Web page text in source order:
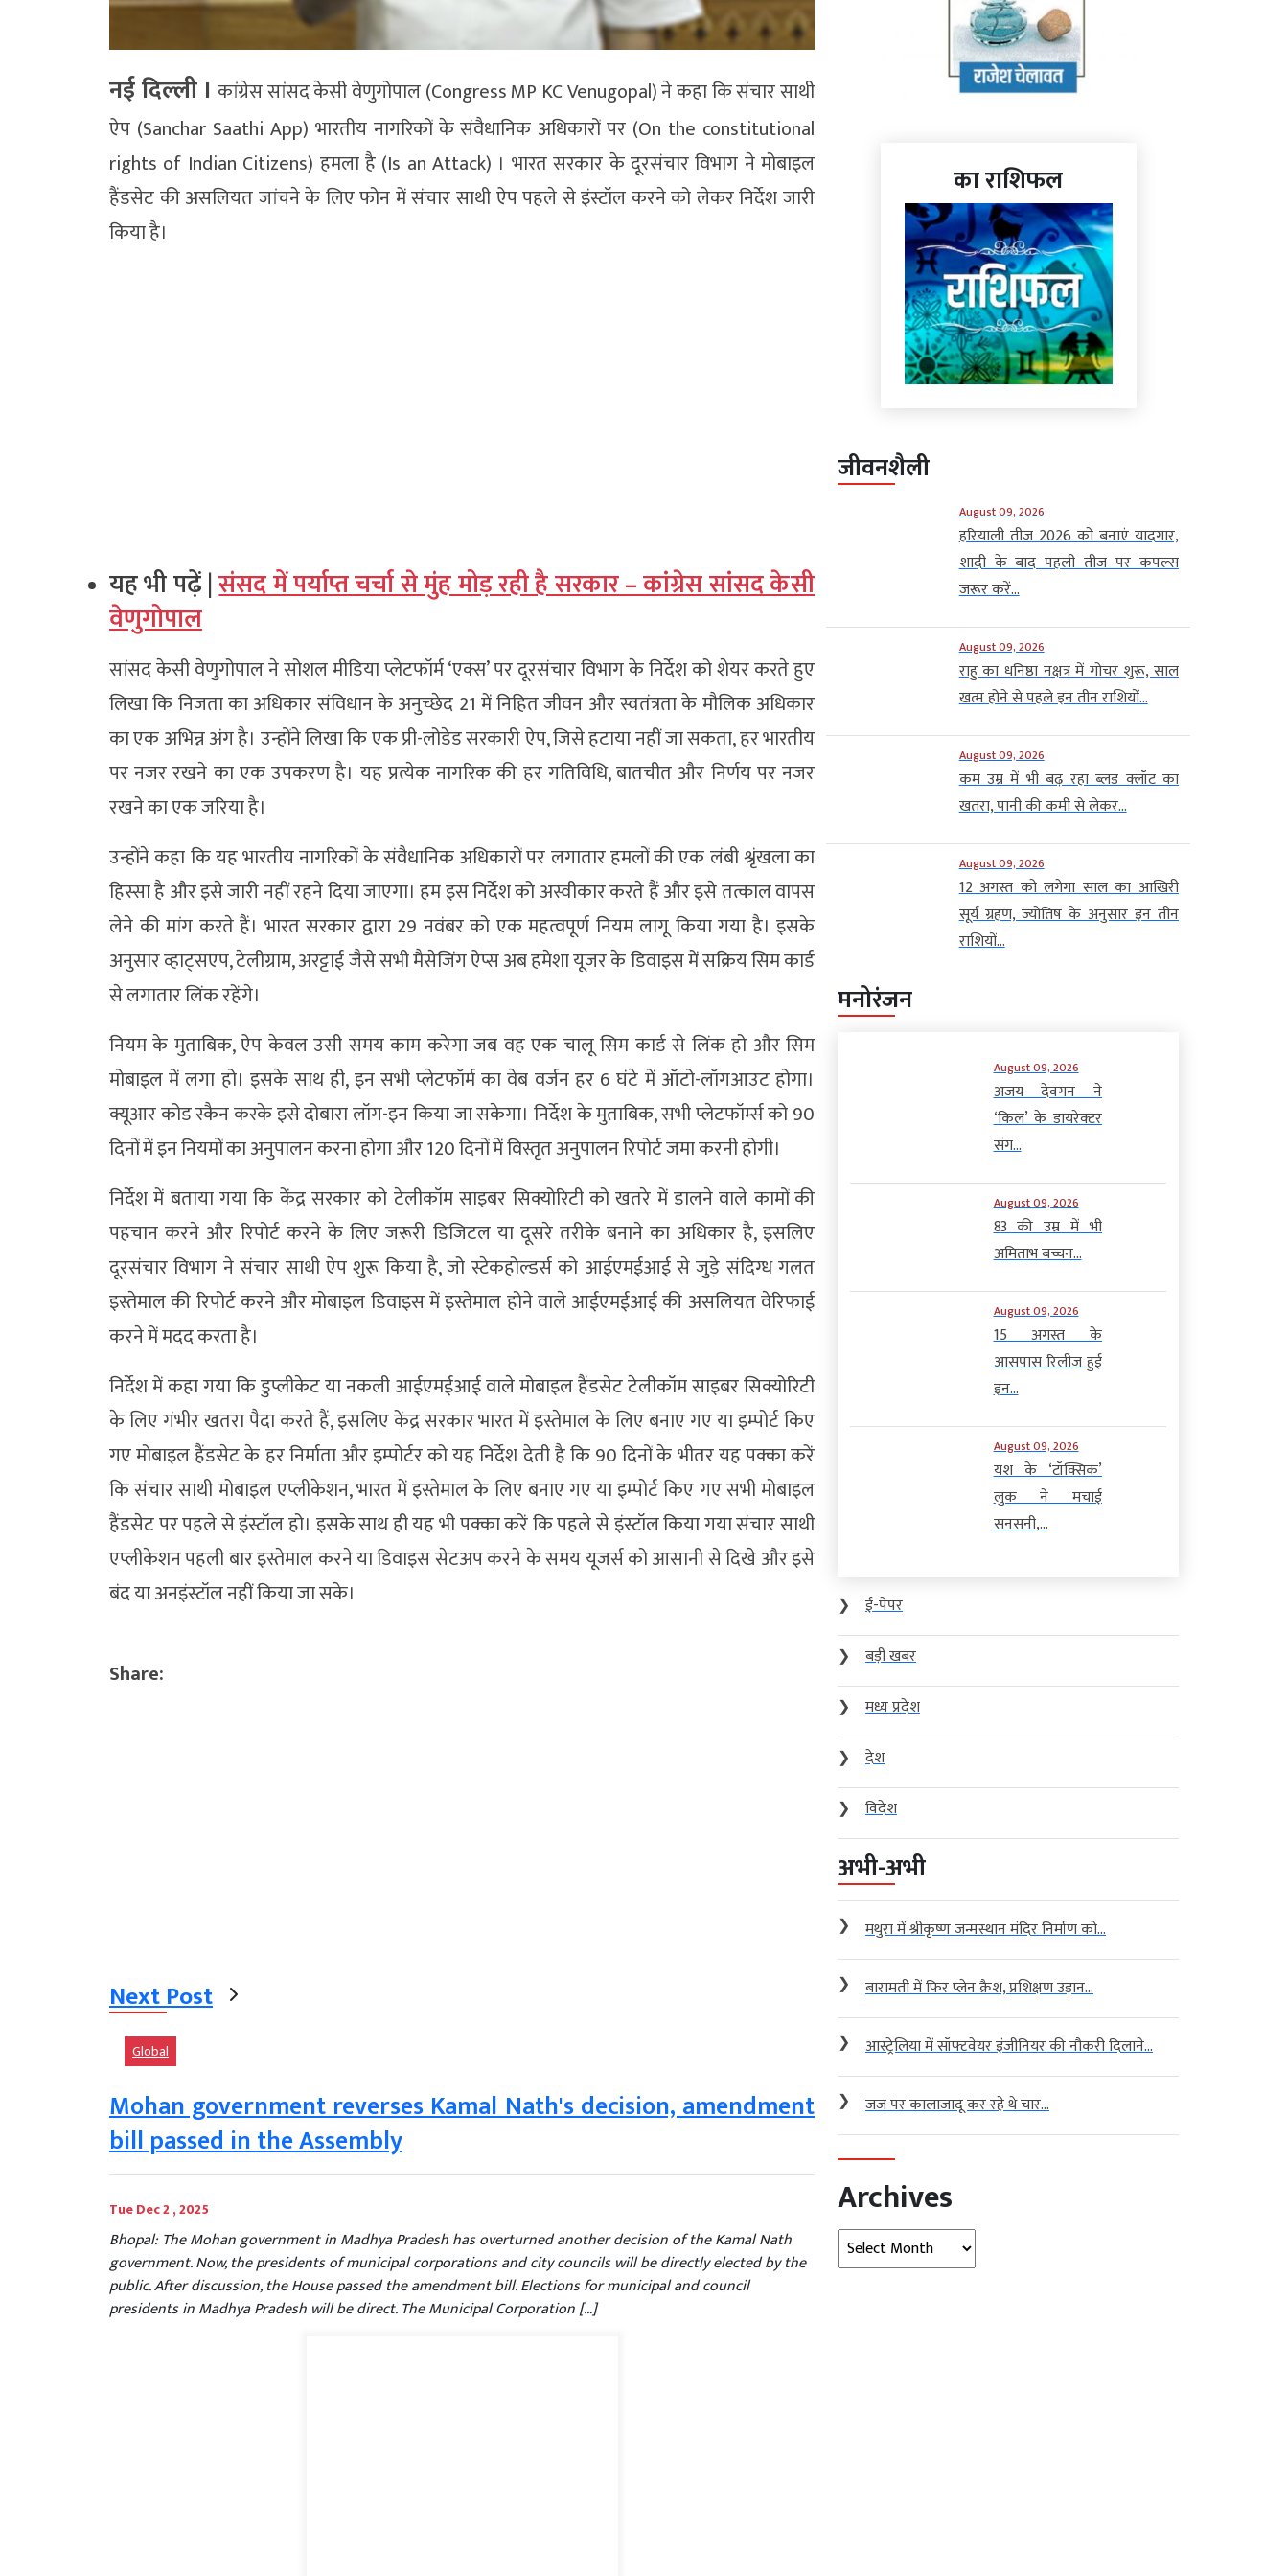
नई दिल्ली । कांग्रेस सांसद केसी वेणुगोपाल (Congress MP KC Venugopal) ने कहा कि संचार साथी
ऐप (Sanchar Saathi App) भारतीय नागरिकों के संवैधानिक अधिकारों पर (On the constitutional
rights of Indian Citizens) हमला है (Is an Attack) । भारत सरकार के दूरसंचार विभाग ने मोबाइल
हैंडसेट की असलियत जांचने के लिए फोन में संचार साथी ऐप पहले से इंस्टॉल करने को लेकर निर्देश जारी
किया है।
यह भी पढ़ें |संसद में पर्याप्त चर्चा से मुंह मोड़ रही है सरकार – कांग्रेस सांसद केसी
वेणुगोपाल
सांसद केसी वेणुगोपाल ने सोशल मीडिया प्लेटफॉर्म ‘एक्स’ पर दूरसंचार विभाग के निर्देश को शेयर करते हुए
लिखा कि निजता का अधिकार संविधान के अनुच्छेद 21 में निहित जीवन और स्वतंत्रता के मौलिक अधिकार
का एक अभिन्न अंग है। उन्होंने लिखा कि एक प्री-लोडेड सरकारी ऐप, जिसे हटाया नहीं जा सकता, हर भारतीय
पर नजर रखने का एक उपकरण है। यह प्रत्येक नागरिक की हर गतिविधि, बातचीत और निर्णय पर नजर
रखने का एक जरिया है।
उन्होंने कहा कि यह भारतीय नागरिकों के संवैधानिक अधिकारों पर लगातार हमलों की एक लंबी श्रृंखला का
हिस्सा है और इसे जारी नहीं रहने दिया जाएगा। हम इस निर्देश को अस्वीकार करते हैं और इसे तत्काल वापस
लेने की मांग करते हैं। भारत सरकार द्वारा 29 नवंबर को एक महत्वपूर्ण नियम लागू किया गया है। इसके
अनुसार व्हाट्सएप, टेलीग्राम, अरट्टाई जैसे सभी मैसेजिंग ऐप्स अब हमेशा यूजर के डिवाइस में सक्रिय सिम कार्ड
से लगातार लिंक रहेंगे।
नियम के मुताबिक, ऐप केवल उसी समय काम करेगा जब वह एक चालू सिम कार्ड से लिंक हो और सिम
मोबाइल में लगा हो। इसके साथ ही, इन सभी प्लेटफॉर्म का वेब वर्जन हर 6 घंटे में ऑटो-लॉगआउट होगा।
क्यूआर कोड स्कैन करके इसे दोबारा लॉग-इन किया जा सकेगा। निर्देश के मुताबिक, सभी प्लेटफॉर्म्स को 90
दिनों में इन नियमों का अनुपालन करना होगा और 120 दिनों में विस्तृत अनुपालन रिपोर्ट जमा करनी होगी।
निर्देश में बताया गया कि केंद्र सरकार को टेलीकॉम साइबर सिक्योरिटी को खतरे में डालने वाले कामों की
पहचान करने और रिपोर्ट करने के लिए जरूरी डिजिटल या दूसरे तरीके बनाने का अधिकार है, इसलिए
दूरसंचार विभाग ने संचार साथी ऐप शुरू किया है, जो स्टेकहोल्डर्स को आईएमईआई से जुड़े संदिग्ध गलत
इस्तेमाल की रिपोर्ट करने और मोबाइल डिवाइस में इस्तेमाल होने वाले आईएमईआई की असलियत वेरिफाई
करने में मदद करता है।
निर्देश में कहा गया कि डुप्लीकेट या नकली आईएमईआई वाले मोबाइल हैंडसेट टेलीकॉम साइबर सिक्योरिटी
के लिए गंभीर खतरा पैदा करते हैं, इसलिए केंद्र सरकार भारत में इस्तेमाल के लिए बनाए गए या इम्पोर्ट किए
गए मोबाइल हैंडसेट के हर निर्माता और इम्पोर्टर को यह निर्देश देती है कि 90 दिनों के भीतर यह पक्का करें
कि संचार साथी मोबाइल एप्लीकेशन, भारत में इस्तेमाल के लिए बनाए गए या इम्पोर्ट किए गए सभी मोबाइल
हैंडसेट पर पहले से इंस्टॉल हो। इसके साथ ही यह भी पक्का करें कि पहले से इंस्टॉल किया गया संचार साथी
एप्लीकेशन पहली बार इस्तेमाल करने या डिवाइस सेटअप करने के समय यूजर्स को आसानी से दिखे और इसे
बंद या अनइंस्टॉल नहीं किया जा सके।
Share:
Next Post
Global
Mohan government reverses Kamal Nath's decision, amendment
bill passed in the Assembly
Tue Dec 2 , 2025
Bhopal: The Mohan government in Madhya Pradesh has overturned another decision of the Kamal Nath
government. Now, the presidents of municipal corporations and city councils will be directly elected by the
public. After discussion, the House passed the amendment bill. Elections for municipal and council
presidents in Madhya Pradesh will be direct. The Municipal Corporation […]
का राशिफल
जीवनशैली
August 09, 2026
हरियाली तीज 2026 को बनाएं यादगार,
शादी के बाद पहली तीज पर कपल्स
जरूर करें...
August 09, 2026
राहु का धनिष्ठा नक्षत्र में गोचर शुरू, साल
खत्म होने से पहले इन तीन राशियों...
August 09, 2026
कम उम्र में भी बढ़ रहा ब्लड क्लॉट का
खतरा, पानी की कमी से लेकर...
August 09, 2026
12 अगस्त को लगेगा साल का आखिरी
सूर्य ग्रहण, ज्योतिष के अनुसार इन तीन
राशियों...
मनोरंजन
August 09, 2026
अजय देवगन ने
‘किल’ के डायरेक्टर
संग...
August 09, 2026
83 की उम्र में भी
अमिताभ बच्चन...
August 09, 2026
15 अगस्त के
आसपास रिलीज हुई
इन...
August 09, 2026
यश के ‘टॉक्सिक’
लुक ने मचाई
सनसनी,...
❯
ई-पेपर
❯
बड़ी खबर
❯
मध्य प्रदेश
❯
देश
❯
विदेश
अभी-अभी
❯ मथुरा में श्रीकृष्ण जन्मस्थान मंदिर निर्माण को...
❯ बारामती में फिर प्लेन क्रैश, प्रशिक्षण उड़ान...
❯ आस्ट्रेलिया में सॉफ्टवेयर इंजीनियर की नौकरी दिलाने...
❯ जज पर कालाजादू कर रहे थे चार...
Archives
Archives